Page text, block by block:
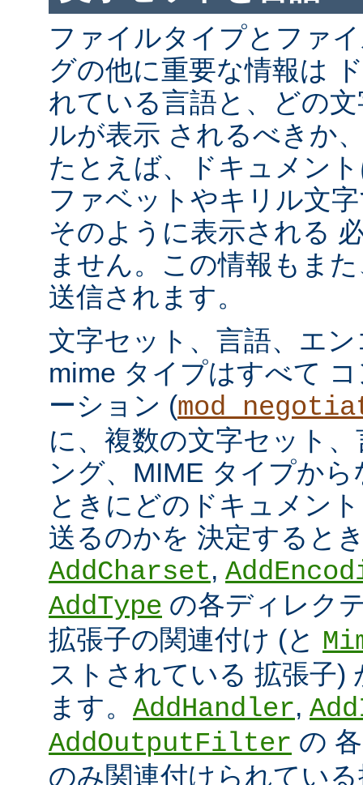
ファイルタイプとファ
グの他に重要な情報は
れている言語と、どの
ルが表示 されるべきか
たとえば、ドキュメン
ファベットやキリル文
そのように表示される
ません。この情報もま
送信されます。
文字セット、言語、エ
mime タイプはすべて
ーション (
に、複数の文字セット
ング、MIME タイプか
ときにどのドキュメン
送るのかを 決定すると
AddCharset,
AddType の各ディレク
拡張子の関連付け (と
ストされている 拡張子)
ます。 AddHandler,
AddOutputFilter の
のみ関連付けられてい